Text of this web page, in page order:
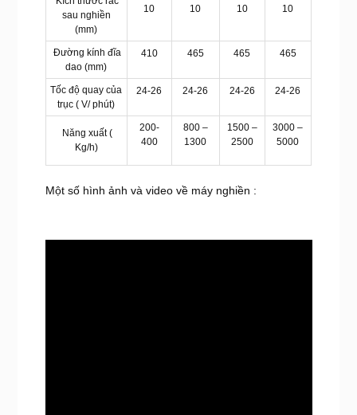
sau nghiền
(mm)
10 10 10 10
Đường kính đĩa
dao (mm)
410 465 465 465
Tốc độ quay của
trục ( V/ phút)
24-26 24-26 24-26 24-26
Năng xuất (
Kg/h)
200-
400
800 –
1300
1500 –
2500
3000 –
5000
Một số hình ảnh và video về máy nghiền :